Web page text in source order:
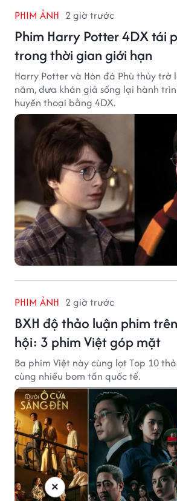
PHIM ẢNH 2 giờ trước
Phim Harry Potter 4DX tái
trong thời gian giới hạn
Harry Potter và Hòn đá Phù thủy trở
năm, đưa khán giả sống lại hành
huyền thoại bằng 4DX.
PHIM ẢNH 2 giờ trước
BXH độ thảo luận phim
hội: 3 phim Việt góp mặt
Ba phim Việt này cùng lọt Top 10
cùng nhiều bom tấn quốc tế.
×